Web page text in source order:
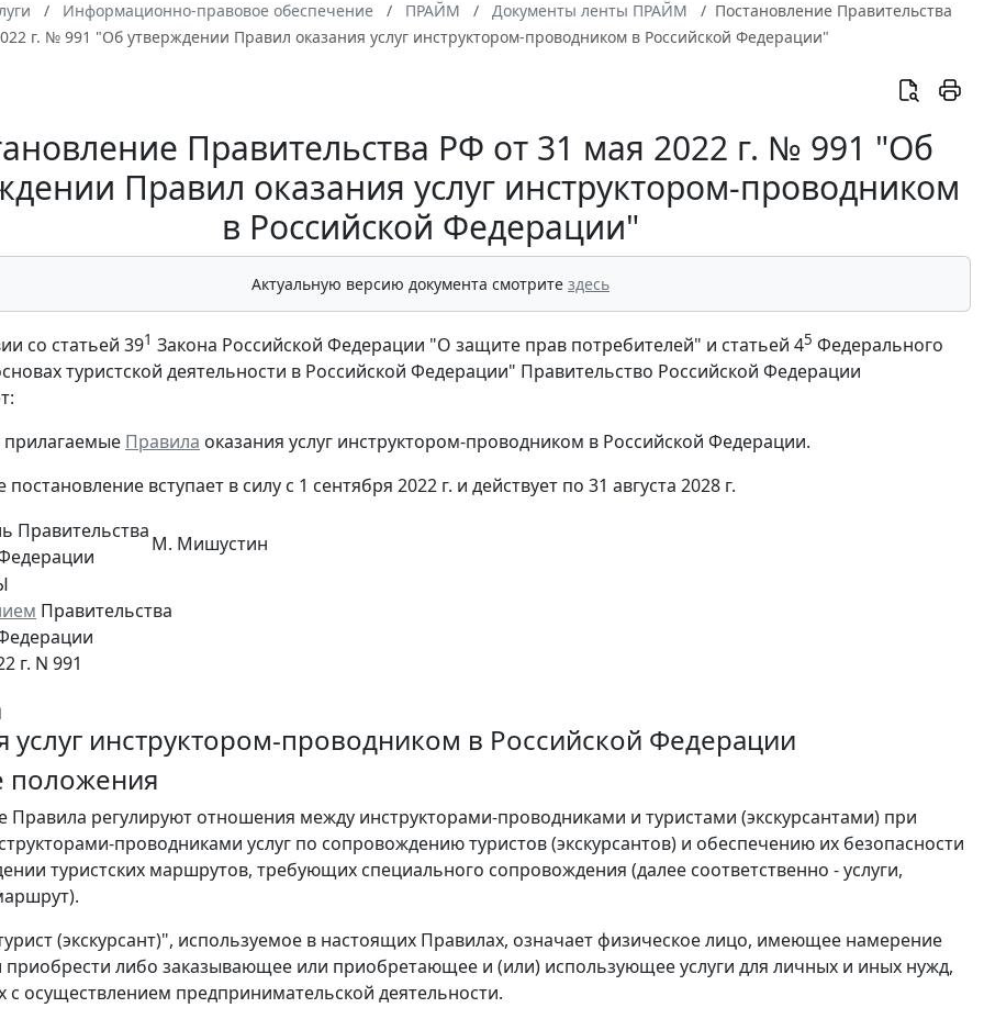
Информационно-правовое обеспечение ПРАЙМ Документы ленты ПРАЙМ
Постановление Правительства
г. № 991 "Об утверждении Правил оказания услуг инструктором-проводником в Российской Федерации"
Правительства РФ от 31 мая 2022 г. № 991 "Об
Правил оказания услуг инструктором-проводником
в Российской Федерации"
Актуальную версию документа смотрите здесь
со статьей 391 Закона Российской Федерации "О защите прав потребителей" и статьей 45 Федерального
туристской деятельности в Российской Федерации" Правительство Российской Федерации
прилагаемые Правила оказания услуг инструктором-проводником в Российской Федерации.
вступает в силу с 1 сентября 2022 г. и действует по 31 августа 2028 г.
Правительства
М. Мишустин
Правительства
г. N 991
услуг инструктором-проводником в Российской Федерации
Правила регулируют отношения между инструкторами-проводниками и туристами (экскурсантами) при
проводниками услуг по сопровождению туристов (экскурсантов) и обеспечению их безопасности
туристских маршрутов, требующих специального сопровождения (далее соответственно - услуги,
(экскурсант)", используемое в настоящих Правилах, означает физическое лицо, имеющее намерение
приобрести либо заказывающее или приобретающее и (или) использующее услуги для личных и иных нужд,
с осуществлением предпринимательской деятельности.